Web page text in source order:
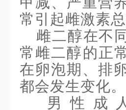
常引起雌激素
雌二醇在不
常雌二醇的正
在卵泡期、排
都会发生变化。
男性成